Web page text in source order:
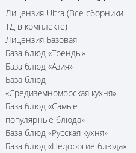
Лицензия Ultra (Все сборники
ТД в комплекте)
Лицензия Базовая
База блюд «Тренды»
База блюд «Азия»
База блюд
«Средиземноморская кухня»
База блюд «Самые
популярные блюда»
База блюд «Русская кухня»
База блюд «Недорогие блюда»